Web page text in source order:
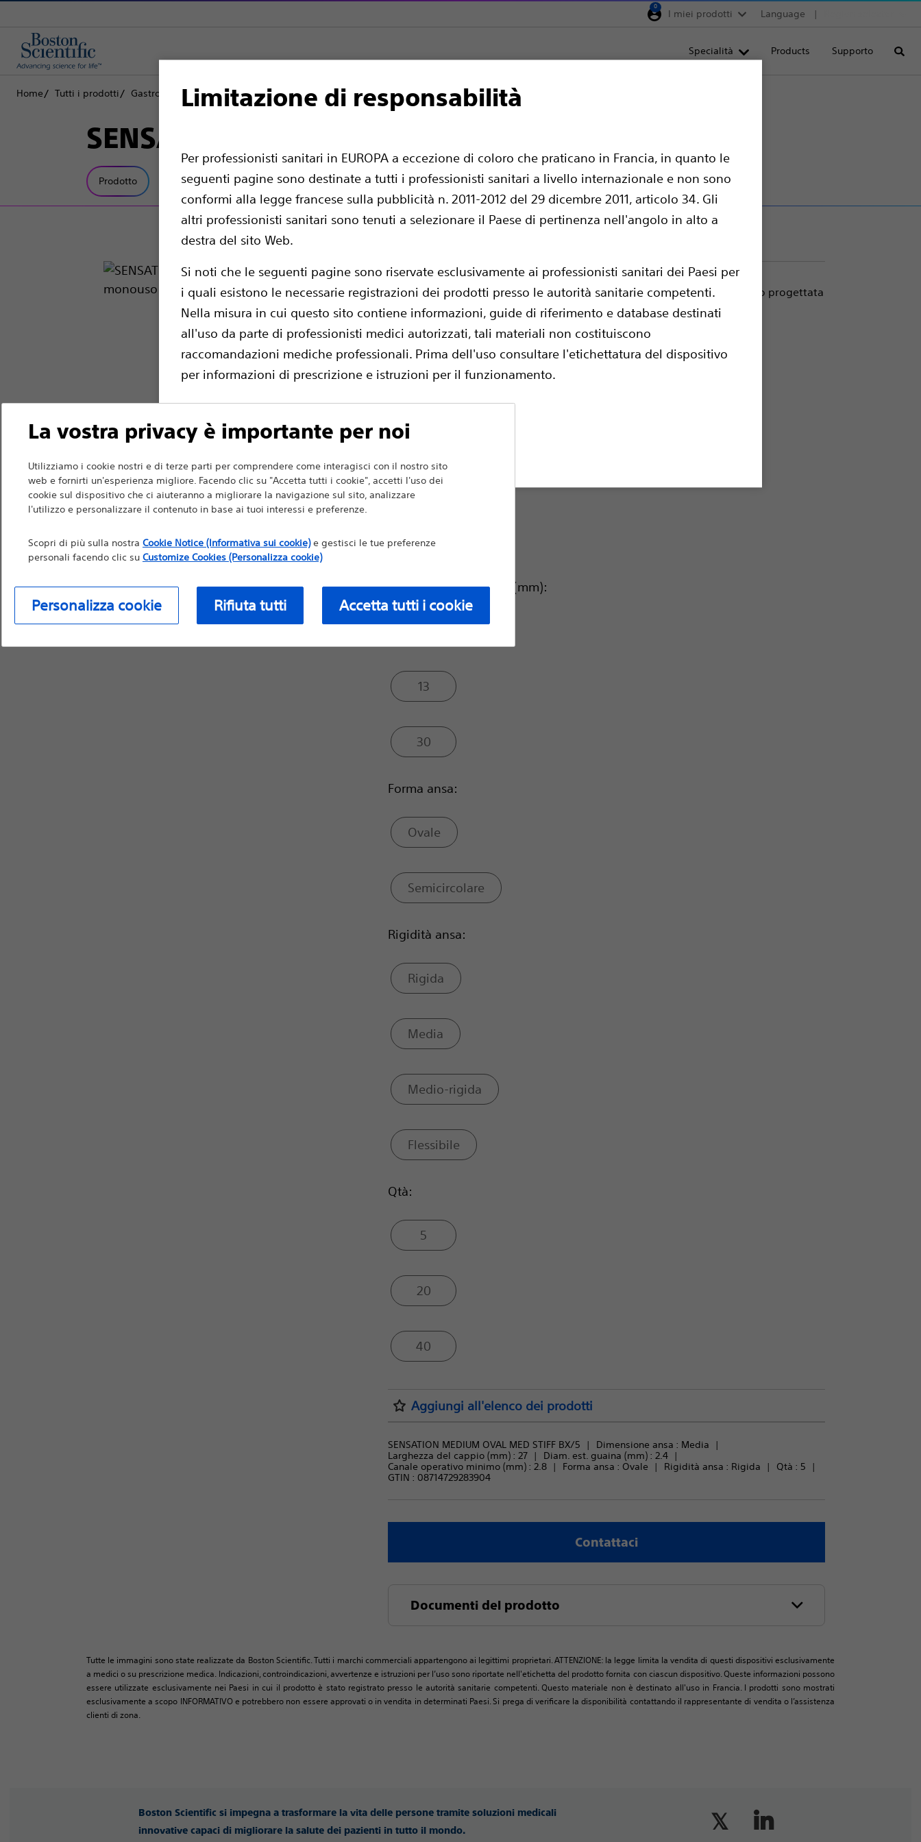
Limitazione di responsabilità
Per professionisti sanitari in EUROPA a eccezione di coloro che praticano in Francia, in quanto le
seguenti pagine sono destinate a tutti i professionisti sanitari a livello internazionale e non sono
conformi alla legge francese sulla pubblicità n. 2011-2012 del 29 dicembre 2011, articolo 34. Gli
altri professionisti sanitari sono tenuti a selezionare il Paese di pertinenza nell'angolo in alto a
destra del sito Web.
Si noti che le seguenti pagine sono riservate esclusivamente ai professionisti sanitari dei Paesi per
i quali esistono le necessarie registrazioni dei prodotti presso le autorità sanitarie competenti.
Nella misura in cui questo sito contiene informazioni, guide di riferimento e database destinati
all'uso da parte di professionisti medici autorizzati, tali materiali non costituiscono
raccomandazioni mediche professionali. Prima dell'uso consultare l'etichettatura del dispositivo
per informazioni di prescrizione e istruzioni per il funzionamento.
Continua
0
I miei prodotti Language
Specialità Products Supporto
Cerca
Home Tutti i prodotti Gastroenterologia Resezione di tessuto Anse SENSATION™ Anse a passo corto monouso
SENSATION™ Anse a passo corto monouso
Prodotto Specifiche tecniche
L'ansa a passo corto Sensation è dotata di un'impugnatura a passo corto progettata
per il comfort di infermieri e tecnici.
Confrontare Anse
Dimensione ansa:
Media
Piccola
Grande
Larghezza del cappio (mm):
13
30
Forma ansa:
Ovale
Semicircolare
Rigidità ansa:
Rigida
Media
Medio-rigida
Flessibile
Qtà:
5
20
40
Aggiungi all'elenco dei prodotti
SENSATION MEDIUM OVAL MED STIFF BX/5 Dimensione ansa : Media
Larghezza del cappio (mm) : 27 Diam. est. guaina (mm) : 2.4
Canale operativo minimo (mm) : 2.8 Forma ansa : Ovale Rigidità ansa : Rigida Qtà : 5
GTIN : 08714729283904
Contattaci
Documenti del prodotto
Tutte le immagini sono state realizzate da Boston Scientific. Tutti i marchi commerciali appartengono ai legittimi proprietari. ATTENZIONE: la legge limita la vendita di questi dispositivi esclusivamente
a medici o su prescrizione medica. Indicazioni, controindicazioni, avvertenze e istruzioni per l’uso sono riportate nell'etichetta del prodotto fornita con ciascun dispositivo. Queste informazioni possono
essere utilizzate esclusivamente nei Paesi in cui il prodotto è stato registrato presso le autorità sanitarie competenti. Questo materiale non è destinato all'uso in Francia. I prodotti sono mostrati
esclusivamente a scopo INFORMATIVO e potrebbero non essere approvati o in vendita in determinati Paesi. Si prega di verificare la disponibilità contattando il rappresentante di vendita o l’assistenza
clienti di zona.
Boston Scientific si impegna a trasformare la vita delle persone tramite soluzioni medicali
innovative capaci di migliorare la salute dei pazienti in tutto il mondo.
La vostra privacy è importante per noi
Utilizziamo i cookie nostri e di terze parti per comprendere come interagisci con il nostro sito
web e fornirti un'esperienza migliore. Facendo clic su "Accetta tutti i cookie", accetti l'uso dei
cookie sul dispositivo che ci aiuteranno a migliorare la navigazione sul sito, analizzare
l'utilizzo e personalizzare il contenuto in base ai tuoi interessi e preferenze.
Scopri di più sulla nostra Cookie Notice (Informativa sui cookie)e gestisci le tue preferenze
personali facendo clic su Customize Cookies (Personalizza cookie)
Personalizza cookie Rifiuta tutti Accetta tutti i cookie